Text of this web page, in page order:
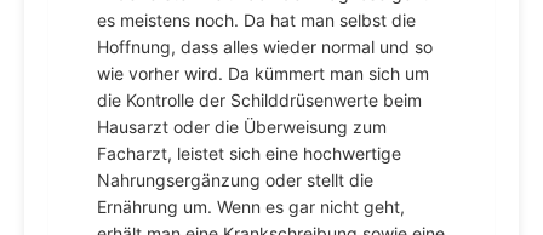
es meistens noch. Da hat man selbst die
Hoffnung, dass alles wieder normal und so
wie vorher wird. Da kümmert man sich um
die Kontrolle der Schilddrüsenwerte beim
Hausarzt oder die Überweisung zum
Facharzt, leistet sich eine hochwertige
Nahrungsergänzung oder stellt die
Ernährung um. Wenn es gar nicht geht,